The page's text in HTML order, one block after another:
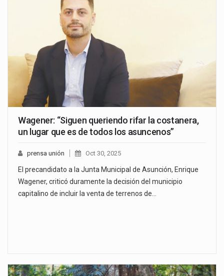
Wagener: “Siguen queriendo rifar la costanera,
un lugar que es de todos los asuncenos”
prensa unión Oct 30, 2025
El precandidato a la Junta Municipal de Asunción, Enrique
Wagener, criticó duramente la decisión del municipio
capitalino de incluir la venta de terrenos de…